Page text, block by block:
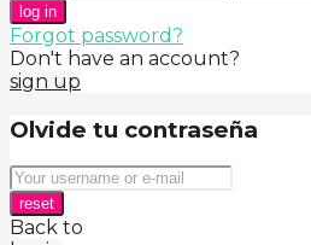
log in
Forgot password?
Don't have an account?
sign up
Olvide tu contraseña
reset
Back to